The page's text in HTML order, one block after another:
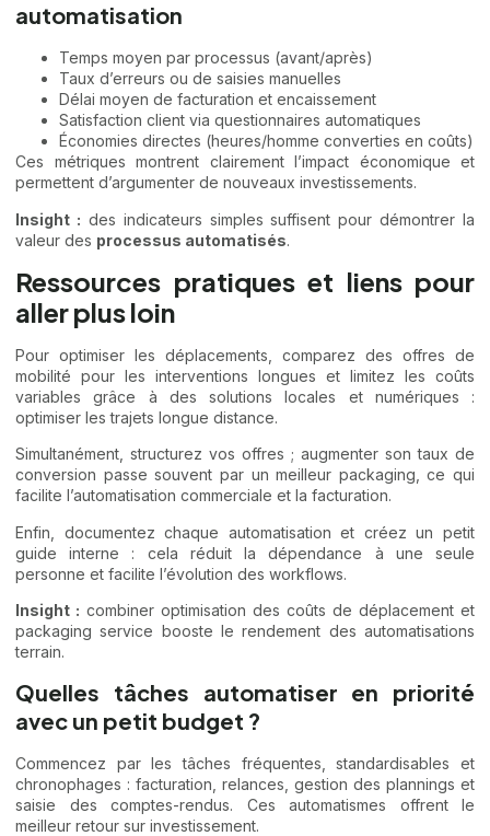
automatisation
Temps moyen par processus (avant/après)
Taux d’erreurs ou de saisies manuelles
Délai moyen de facturation et encaissement
Satisfaction client via questionnaires automatiques
Économies directes (heures/homme converties en coûts)
Ces métriques montrent clairement l’impact économique et
permettent d’argumenter de nouveaux investissements.
Insight : des indicateurs simples suffisent pour démontrer la
valeur des processus automatisés.
Ressources pratiques et liens pour
aller plus loin
Pour optimiser les déplacements, comparez des offres de
mobilité pour les interventions longues et limitez les coûts
variables grâce à des solutions locales et numériques :
optimiser les trajets longue distance.
Simultanément, structurez vos offres ; augmenter son taux de
conversion passe souvent par un meilleur packaging, ce qui
facilite l’automatisation commerciale et la facturation.
Enfin, documentez chaque automatisation et créez un petit
guide interne : cela réduit la dépendance à une seule
personne et facilite l’évolution des workflows.
Insight : combiner optimisation des coûts de déplacement et
packaging service booste le rendement des automatisations
terrain.
Quelles tâches automatiser en priorité
avec un petit budget ?
Commencez par les tâches fréquentes, standardisables et
chronophages : facturation, relances, gestion des plannings et
saisie des comptes-rendus. Ces automatismes offrent le
meilleur retour sur investissement.